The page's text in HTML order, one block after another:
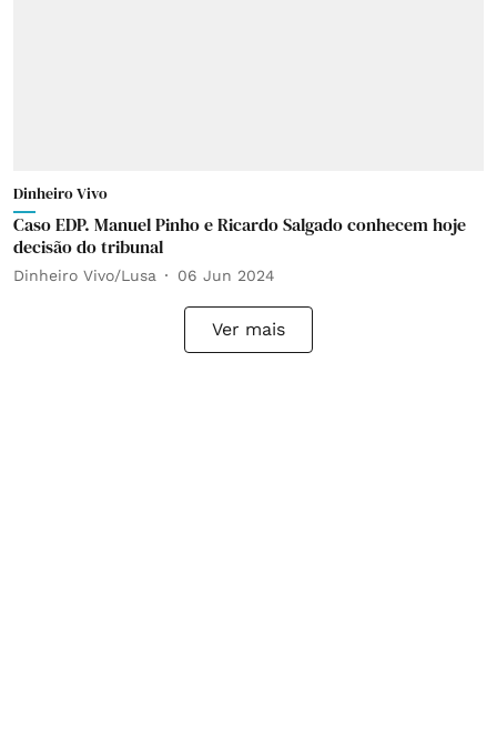
Dinheiro Vivo
Caso EDP. Manuel Pinho e Ricardo Salgado conhecem hoje
decisão do tribunal
Dinheiro Vivo/Lusa 06 Jun 2024
Ver mais